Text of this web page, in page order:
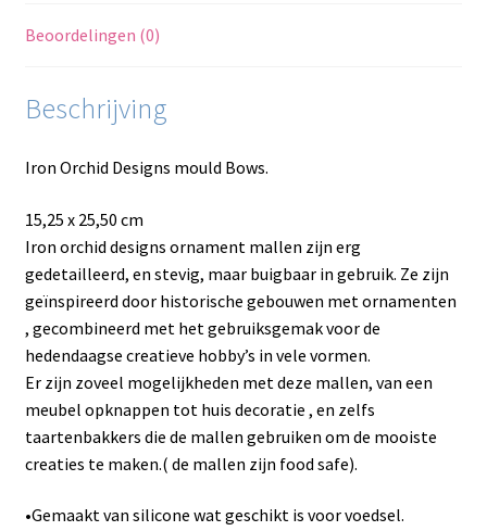
Beoordelingen (0)
Beschrijving
Iron Orchid Designs mould Bows.
15,25 x 25,50 cm
Iron orchid designs ornament mallen zijn erg
gedetailleerd, en stevig, maar buigbaar in gebruik. Ze zijn
geïnspireerd door historische gebouwen met ornamenten
, gecombineerd met het gebruiksgemak voor de
hedendaagse creatieve hobby’s in vele vormen.
Er zijn zoveel mogelijkheden met deze mallen, van een
meubel opknappen tot huis decoratie , en zelfs
taartenbakkers die de mallen gebruiken om de mooiste
creaties te maken.( de mallen zijn food safe).
•Gemaakt van silicone wat geschikt is voor voedsel.